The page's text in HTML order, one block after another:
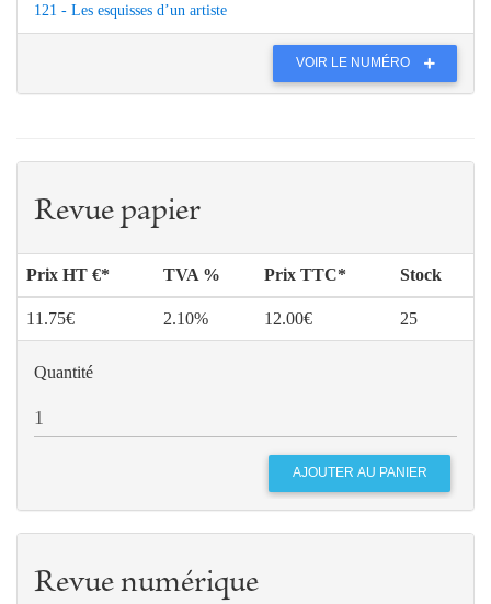
121 - Les esquisses d’un artiste
VOIR LE NUMÉRO
Revue papier
Prix HT €* TVA % Prix TTC* Stock
11.75€ 2.10% 12.00€ 25
Quantité
Revue numérique